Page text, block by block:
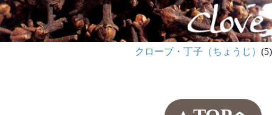
クローブ・丁子（ちょうじ） (5)